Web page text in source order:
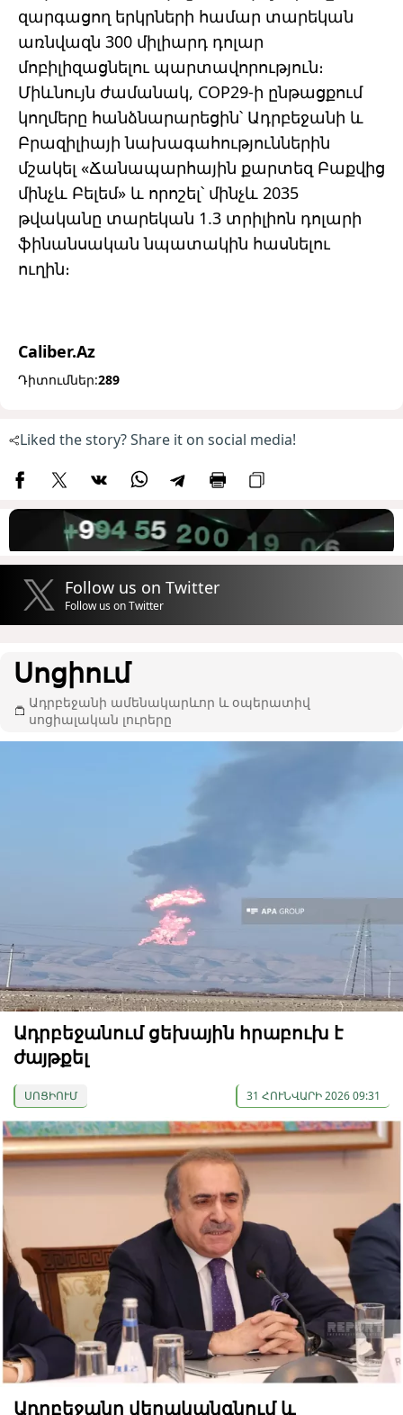
զարգացող երկրների համար տարեկան
առնվազն 300 միլիարդ դոլար
մոբիլիզացնելու պարտավորություն։
Միևնույն ժամանակ, COP29-ի ընթացքում
կողմերը հանձնարարեցին՝ Ադրբեջանի և
Բրազիլիայի նախագահություններին
մշակել «Ճանապարհային քարտեզ Բաքվից
մինչև Բելեմ» և որոշել՝ մինչև 2035
թվականը տարեկան 1.3 տրիլիոն դոլարի
ֆինանսական նպատակին հասնելու
ուղին։
Caliber.Az
Դիտումներ:289
Liked the story? Share it on social media!
Follow us on Twitter
Follow us on Twitter
Սոցիում
Ադրբեջանի ամենակարևոր և օպերատիվ
սոցիալական լուրերը
Ադրբեջանում ցեխային հրաբուխ է
ժայթքել
ՍՈՑԻՈՒՄ 31 ՀՈՒՆՎԱՐԻ 2026 09:31
Ադրբեջանը վերականգնում և